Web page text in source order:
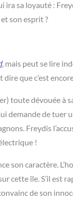
sa loyauté :
son esprit ?
, mais peut se lire
que c’est
toute dévouée à
demande de tuer
Freydis
!
son caractère.
cette île. S’il est
de son